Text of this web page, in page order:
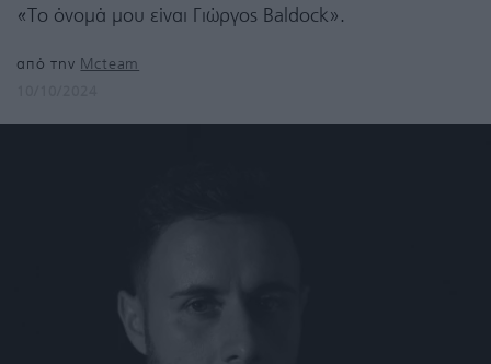
«Το όνομά μου είναι Γιώργος Baldock».
από την Mcteam